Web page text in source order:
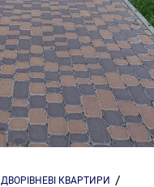
ДВОРІВНЕВІ КВАРТИРИ